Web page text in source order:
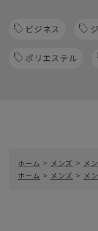
ビジネス
ポリエステル
ホーム > メンズ > メ
ホーム > メンズ > メ